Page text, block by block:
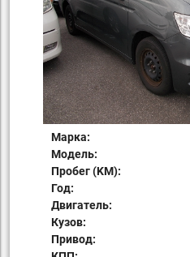
Марка:
Модель:
Пробег (KM):
Год:
Двигатель:
Кузов:
Привод: